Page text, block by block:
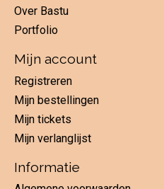
Over Bastu
Portfolio
Mijn account
Registreren
Mijn bestellingen
Mijn tickets
Mijn verlanglijst
Informatie